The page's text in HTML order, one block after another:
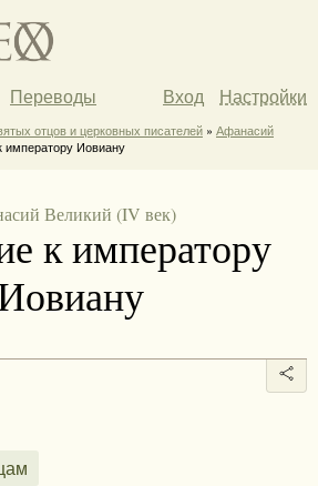
Переводы Вход Настройки
отцов и церковных писателей » Афанасий
императору Иовиану
Великий (IV век)
к императору